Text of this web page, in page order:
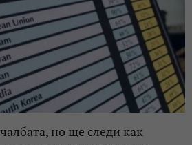
но ще следи как